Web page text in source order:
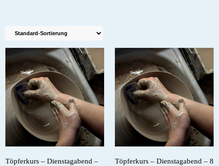
Töpferkurs – Dienstagabend –
Töpferkurs – Dienstagabend – 8